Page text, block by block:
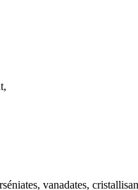
vanadates,